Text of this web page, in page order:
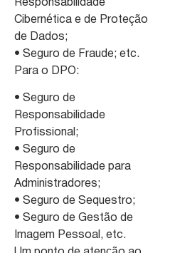
Responsabilidade
Cibernética e de Proteção
de Dados;
• Seguro de Fraude; etc.
Para o DPO:
• Seguro de
Responsabilidade
Profissional;
• Seguro de
Responsabilidade para
Administradores;
• Seguro de Sequestro;
• Seguro de Gestão de
Imagem Pessoal, etc.